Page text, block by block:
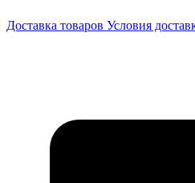
Доставка товаров Условия